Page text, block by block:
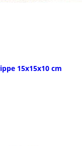
15x15x10 cm